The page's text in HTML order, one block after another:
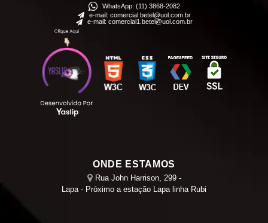
WhatsApp: (11) 3868-2082
e-mail: comercial.betel@uol.com.br
e-mail: comercial1.betel@uol.com.br
ONDE ESTAMOS
Rua John Harrison, 299 -
Lapa - Próximo a estação Lapa linha Rubi